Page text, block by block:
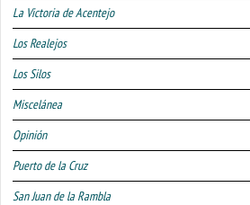
La Victoria de Acentejo
Los Realejos
Los Silos
Miscelánea
Opinión
Puerto de la Cruz
San Juan de la Rambla